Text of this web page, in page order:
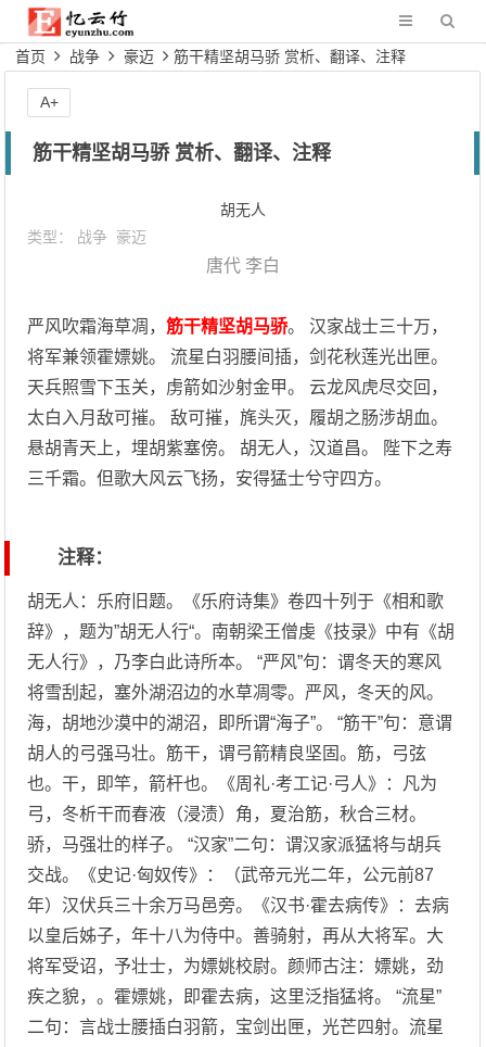
首页 战争 豪迈 筋干精坚胡马骄 赏析、翻译、注释
筋干精坚胡马骄 赏析、翻译、注释
胡无人
类型： 战争 豪迈
唐代 李白
严风吹霜海草凋，筋干精坚胡马骄。 汉家战士三十万，
将军兼领霍嫖姚。 流星白羽腰间插，剑花秋莲光出匣。
天兵照雪下玉关，虏箭如沙射金甲。 云龙风虎尽交回，
太白入月敌可摧。 敌可摧，旄头灭，履胡之肠涉胡血。
悬胡青天上，埋胡紫塞傍。 胡无人，汉道昌。 陛下之寿
三千霜。但歌大风云飞扬，安得猛士兮守四方。
注释：
胡无人：乐府旧题。《乐府诗集》卷四十列于《相和歌
辞》，题为”胡无人行“。南朝梁王僧虔《技录》中有《胡
无人行》，乃李白此诗所本。 “严风”句：谓冬天的寒风
将雪刮起，塞外湖沼边的水草凋零。严风，冬天的风。
海，胡地沙漠中的湖沼，即所谓“海子”。 “筋干”句：意谓
胡人的弓强马壮。筋干，谓弓箭精良坚固。筋，弓弦
也。干，即竿，箭杆也。《周礼·考工记·弓人》：凡为
弓，冬析干而春液（浸渍）角，夏治筋，秋合三材。
骄，马强壮的样子。 “汉家”二句：谓汉家派猛将与胡兵
交战。《史记·匈奴传》：（武帝元光二年，公元前87
年）汉伏兵三十余万马邑旁。《汉书·霍去病传》：去病
以皇后姊子，年十八为侍中。善骑射，再从大将军。大
将军受诏，予壮士，为嫖姚校尉。颜师古注：嫖姚，劲
疾之貌，。霍嫖姚，即霍去病，这里泛指猛将。 “流星”
二句：言战士腰插白羽箭，宝剑出匣，光芒四射。流星
A+